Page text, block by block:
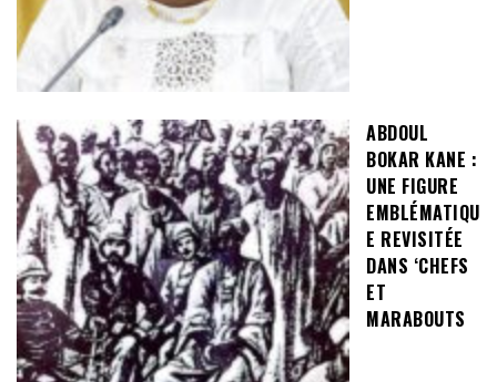
ABDOUL
BOKAR KANE :
UNE FIGURE
EMBLÉMATIQU
E REVISITÉE
DANS ‘CHEFS
ET
MARABOUTS